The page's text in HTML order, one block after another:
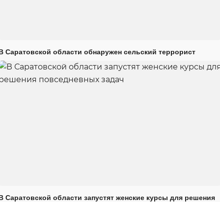
Саратовской области обнаружен сельский террорист
Саратовской области запустят женские курсы для решения